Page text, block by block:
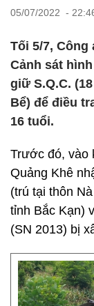
05/07/2022 -
Tối 5/7, Công
Cảnh sát
giữ S.Q.C.
Bể) để điều
16 tuổi.
Trước đó, vào
Quảng Khê
(trú tại thôn
tỉnh Bắc Kạn)
(SN 2013) bị